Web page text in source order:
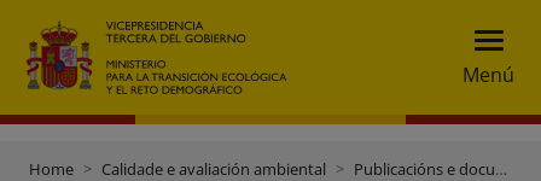
Menú
Home Calidade e avaliación ambiental Publicacións e documentación